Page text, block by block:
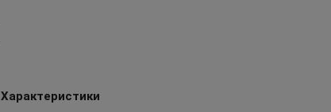
Характеристики